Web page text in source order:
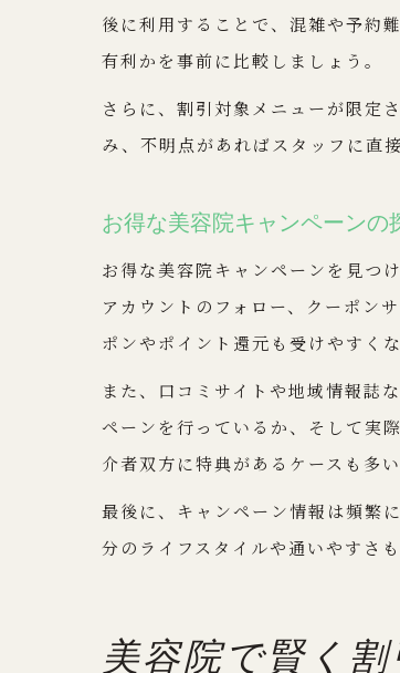
後に利用することで、混雑や予約
有利かを事前に比較しましょう。
さらに、割引対象メニューが限定
み、不明点があればスタッフに直
お得な美容院キャンペーンの
お得な美容院キャンペーンを見つ
アカウントのフォロー、クーポン
ポンやポイント還元も受けやすくな
また、口コミサイトや地域情報誌
ペーンを行っているか、そして実
介者双方に特典があるケースも多
最後に、キャンペーン情報は頻繁
分のライフスタイルや通いやすさ
美容院で賢く